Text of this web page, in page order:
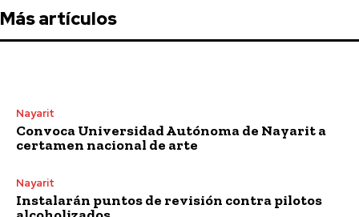
Más artículos
Nayarit
Convoca Universidad Autónoma de Nayarit a
certamen nacional de arte
Nayarit
Instalarán puntos de revisión contra pilotos